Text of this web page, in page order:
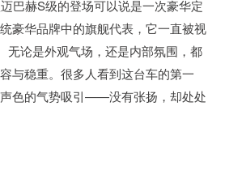
巴赫S级的登场可以说是一次豪华定
豪华品牌中的旗舰代表，它一直被视
无论是外观气场，还是内部氛围，都
与稳重。很多人看到这台车的第一
色的气势吸引——没有张扬，却处处